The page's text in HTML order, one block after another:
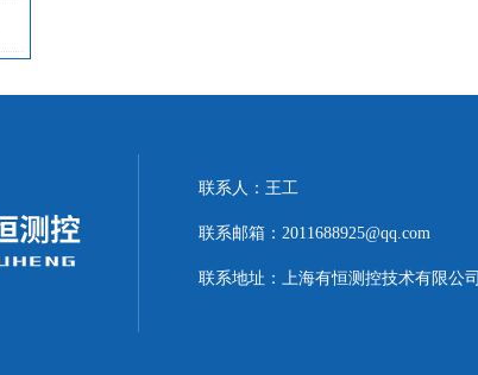
联系人：王工
联系邮箱：2011688925@qq.com
联系地址：上海有恒测控技术有限公司